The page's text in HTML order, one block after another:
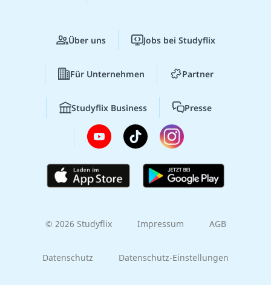
Über uns Jobs bei Studyflix
Für Unternehmen Partner
Studyflix Business Presse
© 2026 Studyflix Impressum AGB
Datenschutz Datenschutz-Einstellungen